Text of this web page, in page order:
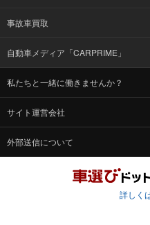
事故車買取
自動車メディア「CARPRIME」
私たちと一緒に働きませんか？
サイト運営会社
外部送信について
詳しく